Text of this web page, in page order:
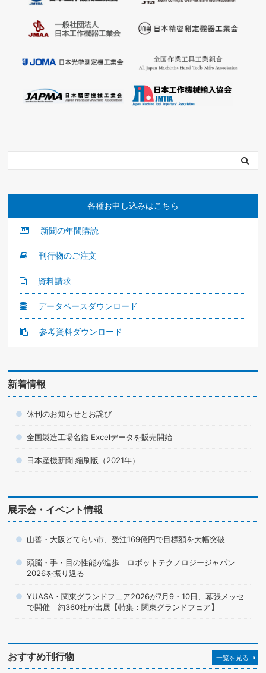
各種お申し込みはこちら
新聞の年間購読
刊行物のご注文
資料請求
データベースダウンロード
参考資料ダウンロード
新着情報
休刊のお知らせとお詫び
全国製造工場名鑑 Excelデータを販売開始
日本産機新聞 縮刷版（2021年）
展示会・イベント情報
山善・大阪どてらい市、受注169億円で目標額を大幅突破
頭脳・手・目の性能が進歩 ロボットテクノロジージャパン
2026を振り返る
YUASA・関東グランドフェア2026が7月9・10日、幕張メッセ
で開催 約360社が出展【特集：関東グランドフェア】
おすすめ刊行物 一覧を見る